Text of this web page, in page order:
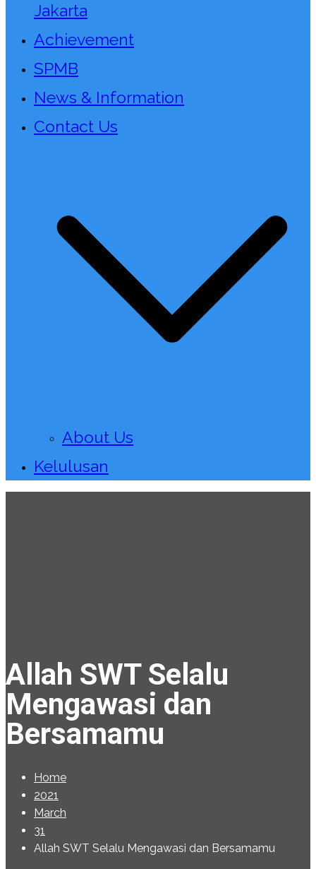
Jakarta
Achievement
SPMB
News & Information
Contact Us
About Us
Kelulusan
Allah SWT Selalu
Mengawasi dan
Bersamamu
Home
2021
March
31
Allah SWT Selalu Mengawasi dan Bersamamu